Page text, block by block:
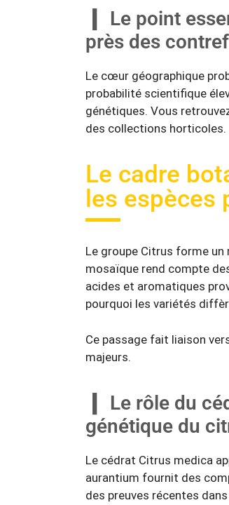
Le point
près des
Le cœur géographique
probabilité scientifique
génétiques. Vous
des collections horticoles.
Le cadre
les espèces
Le groupe Citrus forme un
mosaïque rend compte
acides et aromatiques
pourquoi les variétés
Ce passage fait liaison
majeurs.
Le rôle du
génétique du
Le cédrat Citrus medica
aurantium fournit des
des preuves récentes